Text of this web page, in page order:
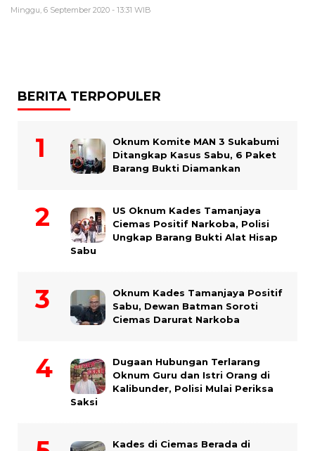
Minggu, 6 September 2020 - 13:31 WIB
BERITA TERPOPULER
Oknum Komite MAN 3 Sukabumi
Ditangkap Kasus Sabu, 6 Paket
Barang Bukti Diamankan
US Oknum Kades Tamanjaya
Ciemas Positif Narkoba, Polisi
Ungkap Barang Bukti Alat Hisap
Sabu
Oknum Kades Tamanjaya Positif
Sabu, Dewan Batman Soroti
Ciemas Darurat Narkoba
Dugaan Hubungan Terlarang
Oknum Guru dan Istri Orang di
Kalibunder, Polisi Mulai Periksa
Saksi
Kades di Ciemas Berada di